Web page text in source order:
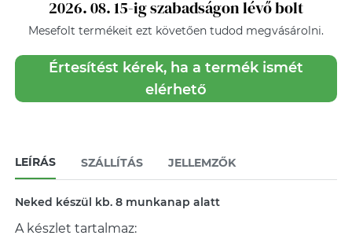
2026. 08. 15-ig szabadságon lévő bolt
Mesefolt termékeit ezt követően tudod megvásárolni.
Értesítést kérek, ha a termék ismét
elérhető
LEÍRÁS SZÁLLÍTÁS JELLEMZŐK
Neked készül kb. 8 munkanap alatt
A készlet tartalmaz: